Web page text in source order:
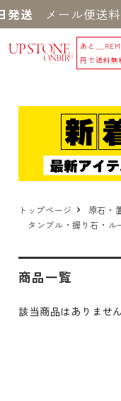
送メール便送料
あと
円で送料無
トップページ
原石・
タンブル・握り石・ル
商品一覧
該当商品はありません